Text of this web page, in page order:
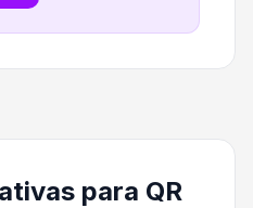
para QR